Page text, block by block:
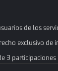
de los
exclusivo
3